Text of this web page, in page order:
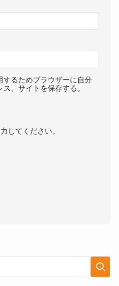
するためブラウザーに自分
、サイトを保存する。
してください。